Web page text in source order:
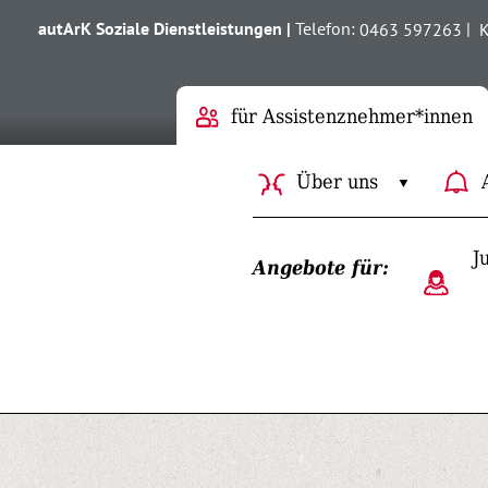
autArK Soziale Dienstleistungen |Telefon:0463 597263 |
für Assistenz­nehmer*innen
Über uns
Angebote für: